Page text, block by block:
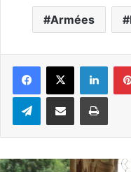
Armées
TelegramPartager par e-mail